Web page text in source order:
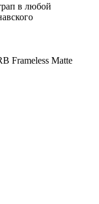
в любой
Frameless Matte